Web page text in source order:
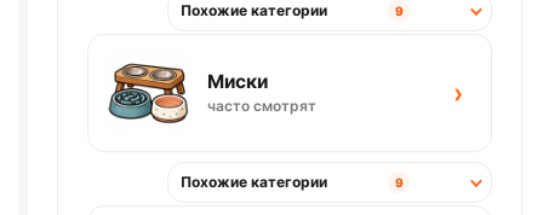
Похожие категории 9
Миски
часто смотрят ›
Похожие категории 9